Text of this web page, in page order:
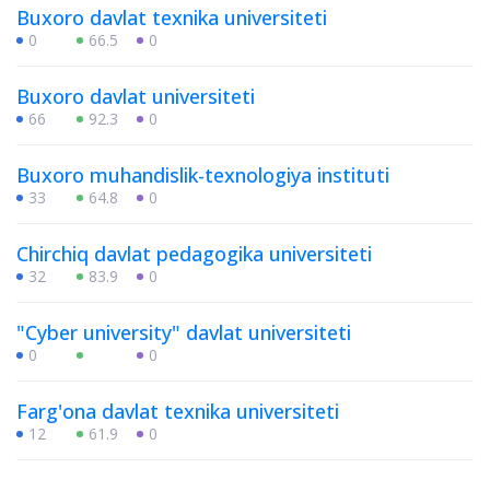
Buxoro davlat texnika universiteti
0 66.5 0
Buxoro davlat universiteti
66 92.3 0
Buxoro muhandislik-texnologiya instituti
33 64.8 0
Chirchiq davlat pedagogika universiteti
32 83.9 0
"Cyber university" davlat universiteti
0 0
Farg'ona davlat texnika universiteti
12 61.9 0